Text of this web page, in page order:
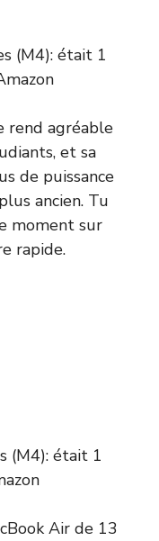
(M4): était 1
rend agréable
et sa
de puissance
ancien. Tu
moment sur
rapide.
(M4): était 1
Air de 13